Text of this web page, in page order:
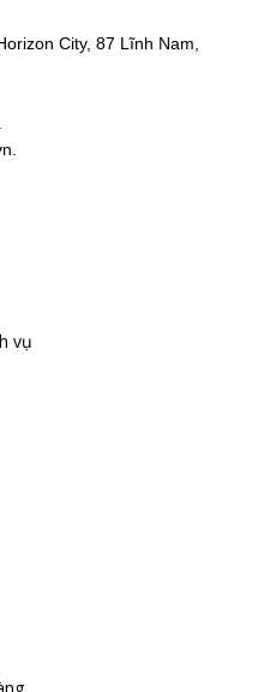
City, 87 Lĩnh Nam,
vụ